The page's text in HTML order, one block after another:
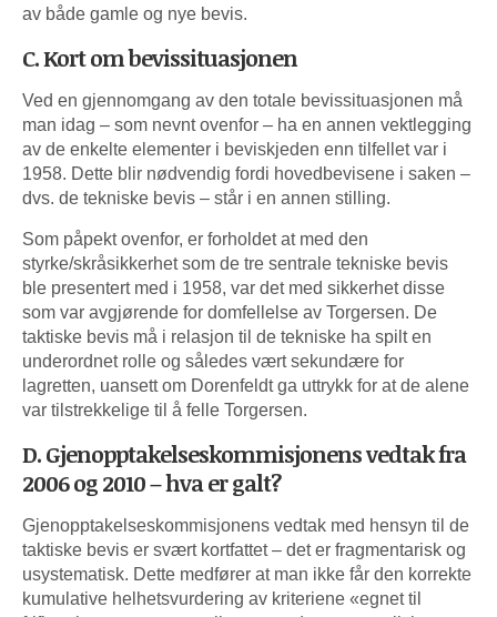
av både gamle og nye bevis.
C. Kort om bevissituasjonen
Ved en gjennomgang av den totale bevissituasjonen må
man idag – som nevnt ovenfor – ha en annen vektlegging
av de enkelte elementer i beviskjeden enn tilfellet var i
1958. Dette blir nødvendig fordi hovedbevisene i saken –
dvs. de tekniske bevis – står i en annen stilling.
Som påpekt ovenfor, er forholdet at med den
styrke/skråsikkerhet som de tre sentrale tekniske bevis
ble presentert med i 1958, var det med sikkerhet disse
som var avgjørende for domfellelse av Torgersen. De
taktiske bevis må i relasjon til de tekniske ha spilt en
underordnet rolle og således vært sekundære for
lagretten, uansett om Dorenfeldt ga uttrykk for at de alene
var tilstrekkelige til å felle Torgersen.
D. Gjenopptakelseskommisjonens vedtak fra
2006 og 2010 – hva er galt?
Gjenopptakelseskommisjonens vedtak med hensyn til de
taktiske bevis er svært kortfattet – det er fragmentarisk og
usystematisk. Dette medfører at man ikke får den korrekte
kumulative helhetsvurdering av kriteriene «egnet til